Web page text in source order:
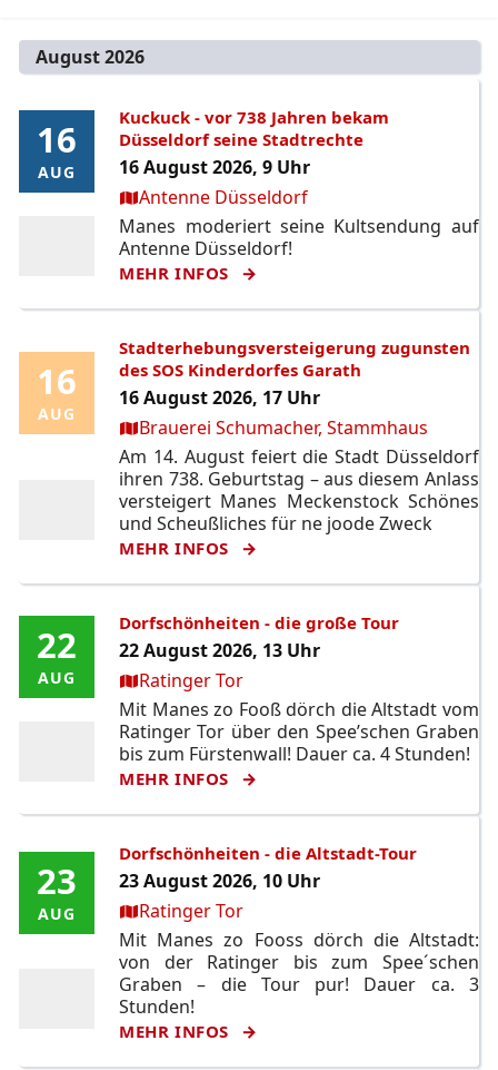
August 2026
16
AUG
16
AUG
Kuckuck - vor 738 Jahren bekam
Düsseldorf seine Stadtrechte
16 August 2026, 9 Uhr
Ort:Antenne Düsseldorf
Manes moderiert seine Kultsendung auf
Antenne Düsseldorf!
MEHR INFOS
16
AUG
16
AUG
Stadterhebungsversteigerung zugunsten
des SOS Kinderdorfes Garath
16 August 2026, 17 Uhr
Ort:Brauerei Schumacher, Stammhaus
Am 14. August feiert die Stadt Düsseldorf
ihren 738. Geburtstag – aus diesem Anlass
versteigert Manes Meckenstock Schönes
und Scheußliches für ne joode Zweck
MEHR INFOS
22
AUG
22
AUG
Dorfschönheiten - die große Tour
22 August 2026, 13 Uhr
Ort:Ratinger Tor
Mit Manes zo Fooß dörch die Altstadt vom
Ratinger Tor über den Spee’schen Graben
bis zum Fürstenwall! Dauer ca. 4 Stunden!
MEHR INFOS
23
AUG
23
AUG
Dorfschönheiten - die Altstadt-Tour
23 August 2026, 10 Uhr
Ort:Ratinger Tor
Mit Manes zo Fooss dörch die Altstadt:
von der Ratinger bis zum Spee´schen
Graben – die Tour pur! Dauer ca. 3
Stunden!
MEHR INFOS